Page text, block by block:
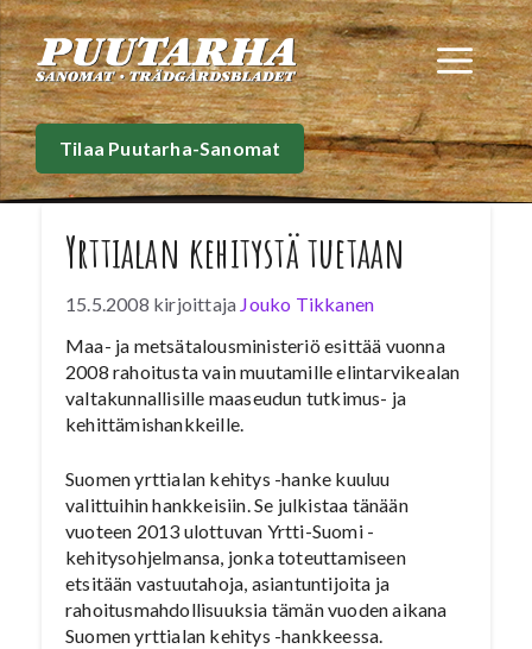
Siirry
sisältöön
Tilaa Puutarha-Sanomat
Yrttialan kehitystä tuetaan
15.5.2008 kirjoittaja Jouko Tikkanen
Maa- ja metsätalousministeriö esittää vuonna
2008 rahoitusta vain muutamille elintarvikealan
valtakunnallisille maaseudun tutkimus- ja
kehittämishankkeille.
Suomen yrttialan kehitys -hanke kuuluu
valittuihin hankkeisiin. Se julkistaa tänään
vuoteen 2013 ulottuvan Yrtti-Suomi -
kehitysohjelmansa, jonka toteuttamiseen
etsitään vastuutahoja, asiantuntijoita ja
rahoitusmahdollisuuksia tämän vuoden aikana
Suomen yrttialan kehitys -hankkeessa.